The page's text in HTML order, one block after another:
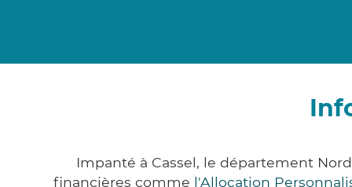
Impanté à Cassel, le département
financières comme l'Allocation